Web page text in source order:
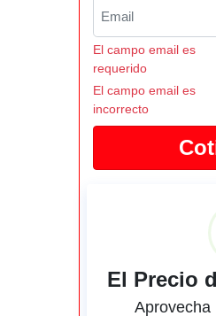
El campo email es
requerido
El campo email es
incorrecto
El Precio
Aprovecha